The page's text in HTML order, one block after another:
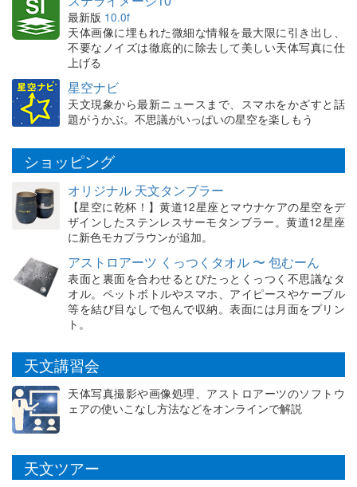
最新版 10.0f
天体画像に埋もれた微細な情報を最大限に引き出し、
不要なノイズは徹底的に除去して美しい天体写真に仕
上げる
星空ナビ
天文現象から最新ニュースまで、スマホをかざすと話
題がうかぶ。不思議がいっぱいの星空を楽しもう
ショッピング
オリジナル 天文タンブラー
【星空に乾杯！】黄道12星座とマウナケアの星空をデ
ザインしたステンレスサーモタンブラー。黄道12星座
に新色モカブラウンが追加。
アストロアーツ くっつくタオル 〜 包むーん
表面と裏面を合わせるとぴたっとくっつく不思議なタ
オル。ペットボトルやスマホ、アイピースやケーブル
等を結び目なしで包んで収納。表面には月面をプリン
ト。
天文講習会
天体写真撮影や画像処理、アストロアーツのソフトウ
ェアの使いこなし方法などをオンラインで解説
天文ツアー